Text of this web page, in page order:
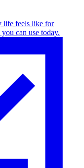
life feels like for
can use today.